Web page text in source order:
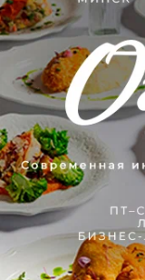
Анастасия
21 июня 2025
Отзыв
Долго выбирать
Инструктора
нас с мужем была